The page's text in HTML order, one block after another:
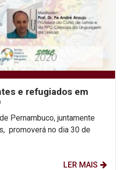
e refugiados em
Pernambuco, juntamente
promoverá no dia 30 de
LER MAIS